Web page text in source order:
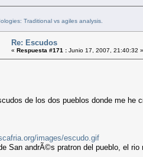
Traditional vs agiles analysis.
Re: Escudos
« Respuesta #171 : Junio 17, 2007, 21:40:32 »
de los dos pueblos donde me he
images/escudo.gif
San andrÃ©s pratron del pueblo, el